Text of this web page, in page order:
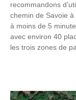
recommandons
chemin de Savoie
à moins de 5
avec environ 40
les trois zones de